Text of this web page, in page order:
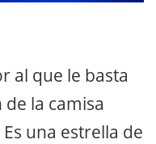
al que le basta
la camisa
una estrella de